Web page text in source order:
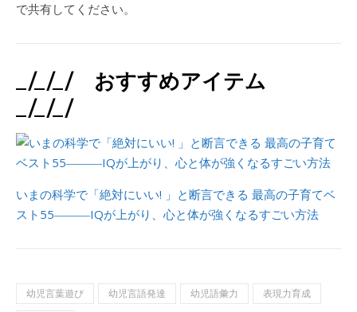
で共有してください。
_/_/_/ おすすめアイテム
_/_/_/
いまの科学で「絶対にいい! 」と断言できる 最高の子育てベ
スト55―――IQが上がり、心と体が強くなるすごい方法
幼児言葉遊び 幼児言語発達 幼児語彙力
表現力育成